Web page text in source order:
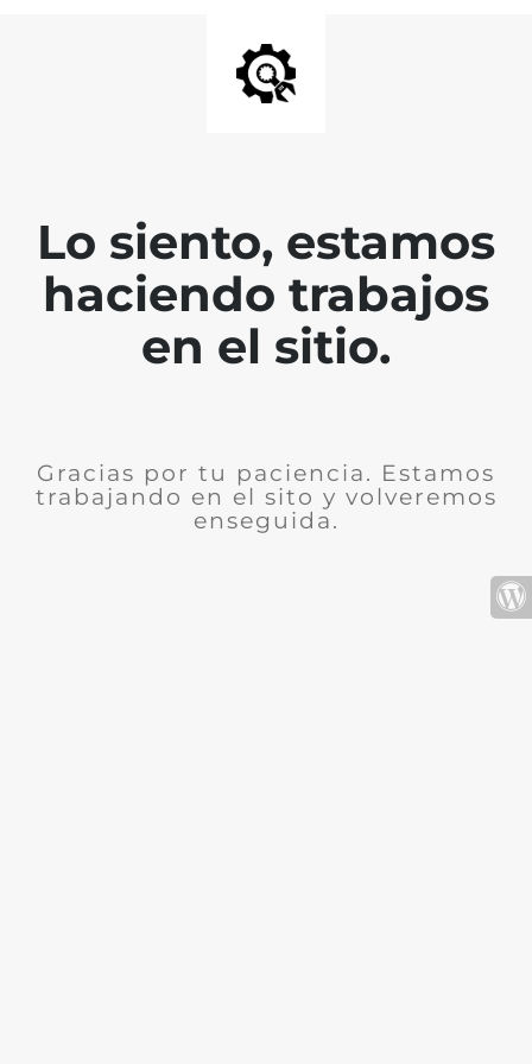
Lo siento, estamos
haciendo trabajos
en el sitio.
Gracias por tu paciencia. Estamos
trabajando en el sito y volveremos
enseguida.